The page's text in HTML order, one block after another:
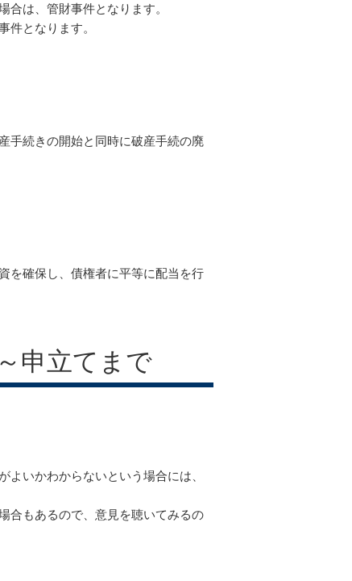
合は、管財事件となります。
件となります。
手続きの開始と同時に破産手続の廃
を確保し、債権者に平等に配当を行
申立てまで
いかわからないという場合には、
合もあるので、意見を聴いてみるの